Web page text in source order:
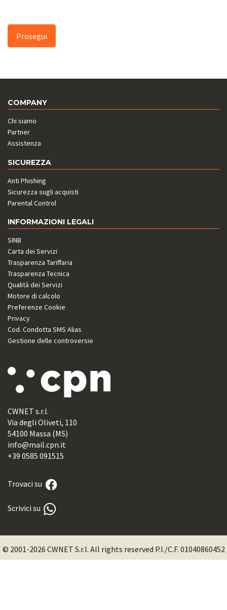
COMPANY
Chi siamo
Partner
Assistenza
SICUREZZA
Anti Phishing
Sicurezza sugli acquisti
Parental Control
INFORMAZIONI LEGALI
SINB
Carta dei Servizi
Trasparenza Tariffaria
Trasparenza Tecnica
Qualità dei Servizi
Motore di calcolo
Preferenze Cookie
Privacy
Cod. Condotta SMS Alias
Gestione delle controversie
CWNET s.r.l.
Via degli Oliveti, 110
54100 Massa (MS)
info@mail.cpn.it
+39 0585 091515
Trovaci su
Scrivici su
© 2001-2026 CWNET S.r.l. All rights reserved P.I./C.F. 01040860452